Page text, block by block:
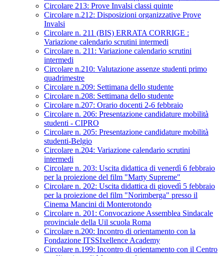
Circolare 213: Prove Invalsi classi quinte
Circolare n.212: Disposizioni organizzative Prove
Invalsi
Circolare n. 211 (BIS) ERRATA CORRIGE :
Variazione calendario scrutini intermedi
Circolare n. 211: Variazione calendario scrutini
intermedi
Circolare n.210: Valutazione assenze studenti primo
quadrimestre
Circolare n.209: Settimana dello studente
Circolare n.208: Settimana dello studente
Circolare n.207: Orario docenti 2-6 febbraio
Circolare n. 206: Presentazione candidature mobilità
studenti - CIPRO
Circolare n. 205: Presentazione candidature mobilità
studenti-Belgio
Circolare n.204: Variazione calendario scrutini
intermedi
Circolare n. 203: Uscita didattica di venerdì 6 febbraio
per la proiezione del film "Marty Supreme"
Circolare n. 202: Uscita didattica di giovedì 5 febbraio
per la proiezione del film "Norimberga" presso il
Cinema Mancini di Monterotondo
Circolare n. 201: Convocazione Assemblea Sindacale
provinciale della Uil scuola Roma
Circolare n.200: Incontro di orientamento con la
Fondazione ITSSIxellence Academy
Circolare n.199: Incontro di orientamento con il Centro